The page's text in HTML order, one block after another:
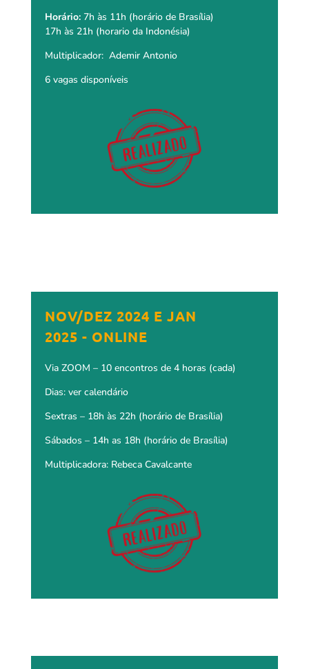
Horário: 7h às 11h (horário de Brasília)
17h às 21h (horario da Indonésia)
Multiplicador: Ademir Antonio
6 vagas disponíveis
NOV/DEZ 2024 E JAN
2025 - ONLINE
Via ZOOM – 10 encontros de 4 horas (cada)
Dias: ver calendário
Sextras – 18h às 22h (horário de Brasília)
Sábados – 14h as 18h (horário de Brasília)
Multiplicadora: Rebeca Cavalcante